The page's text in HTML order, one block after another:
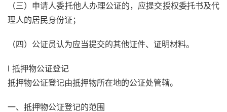
（三）申请人委托他人办理公证的，应提交授权委托书及代
理人的居民身份证；
（四）公证员认为应当提交的其他证件、证明材料。
l 抵押物公证登记
抵押物公证登记由抵押物所在地的公证处管辖。
一、抵押物公证登记的范围